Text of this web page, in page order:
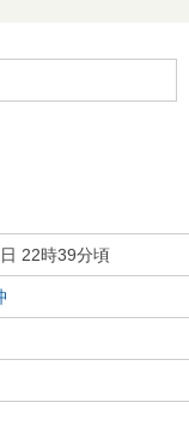
22時39分頃